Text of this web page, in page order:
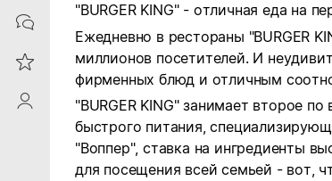
Contacts
Reviews
ProfileSaby
"BURGER KING" - отличная еда на
Ежедневно в рестораны "BURGER
миллионов посетителей. И
фирменных блюд и отличным
"BURGER KING" занимает второе
быстрого питания,
"Воппер", ставка на ингредиенты
для посещения всей семьей - вот,